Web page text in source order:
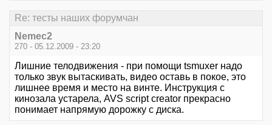
Re: тесты наших форумчан
Nemec2
270 - 05.12.2009 - 23:20
Лишние телодвижения - при помощи tsmuxer надо
только звук вытаскивать, видео оставь в покое, это
лишнее время и место на винте. Инструкция с
кинозала устарела, AVS script creator прекрасно
понимает напрямую дорожку с диска.